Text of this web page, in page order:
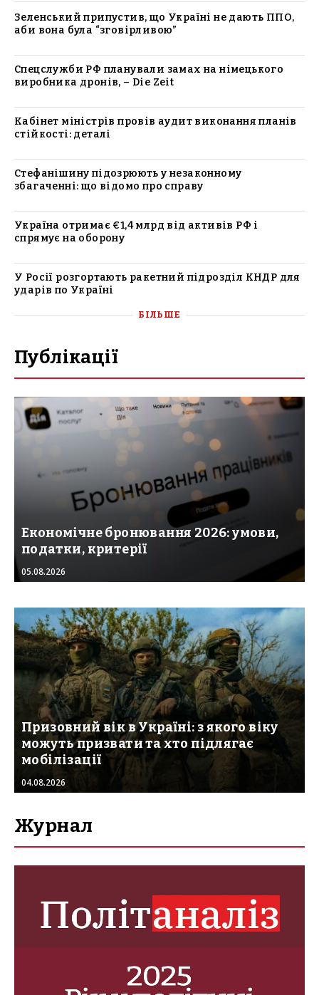
Зеленський припустив, що Україні не дають ППО,
аби вона була “зговірливою”
Спецслужби РФ планували замах на німецького
виробника дронів, – Die Zeit
Кабінет міністрів провів аудит виконання планів
стійкості: деталі
Стефанішину підозрюють у незаконному
збагаченні: що відомо про справу
Україна отримає €1,4 млрд від активів РФ і
спрямує на оборону
У Росії розгортають ракетний підрозділ КНДР для
ударів по Україні
БІЛЬШЕ
Публікації
Економічне бронювання 2026: умови,
податки, критерії
05.08.2026
Призовний вік в Україні: з якого віку
можуть призвати та хто підлягає
мобілізації
04.08.2026
Журнал